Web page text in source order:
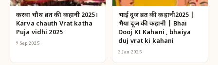
करवा चौथ व्रत की कहानी 2025।
Karva chauth Vrat katha
Puja vidhi 2025
9 Sep 2025
भाई दूज व्रत की कहानी2025 |
भैया दूज की कहानी | Bhai
Dooj KI Kahani , bhaiya
duj vrat ki kahani
3 Jan 2025